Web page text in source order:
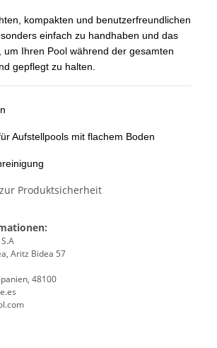
kompakten und benutzerfreundlichen
einfach zu handhaben und das
um Ihren Pool während der gesamten
gepflegt zu halten.
Aufstellpools mit flachem Boden
Produktsicherheit
Aritz Bidea 57
48100